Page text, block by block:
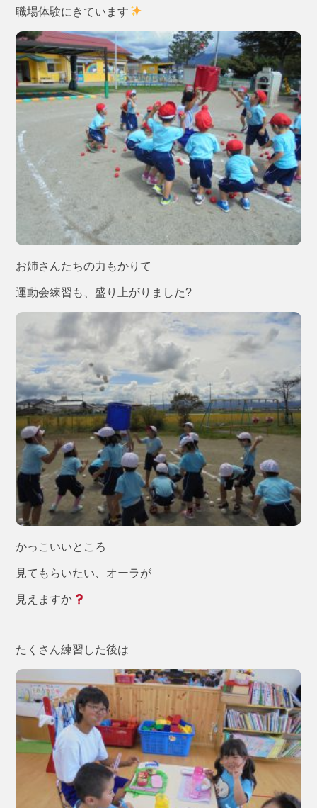
職場体験にきています
お姉さんたちの力もかりて
運動会練習も、盛り上がりました?
かっこいいところ
見てもらいたい、オーラが
見えますか
たくさん練習した後は